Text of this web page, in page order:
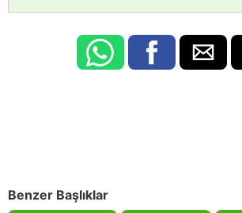
Benzer Başlıklar